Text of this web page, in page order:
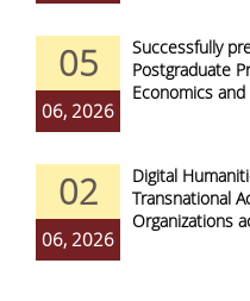
05
06, 2026
Successfully
Postgraduate
Economics
02
06, 2026
Digital
Transnational
Organizations